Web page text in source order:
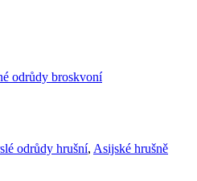
odrůdy broskvoní
odrůdy hrušní, Asijské hrušně